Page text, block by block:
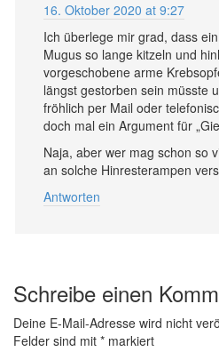
16. Oktober 2020 at 9:27
Ich überlege mir grad, dass
Mugus so lange kitzeln und
vorgeschobene arme
längst gestorben sein müsste
fröhlich per Mail oder
doch mal ein Argument für
Naja, aber wer mag schon so
an solche Hinresterampen
Antworten
Schreibe einen
Deine E-Mail-Adresse wird nicht
Felder sind mit * markiert